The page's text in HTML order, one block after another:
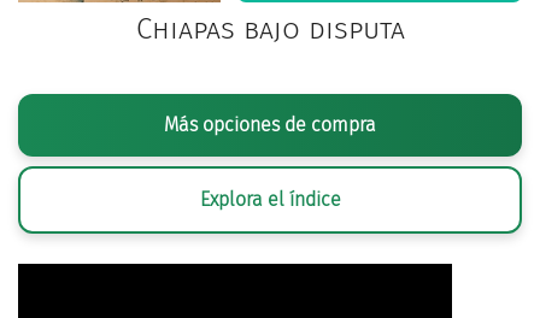
Chiapas bajo disputa
Más opciones de compra
Explora el índice